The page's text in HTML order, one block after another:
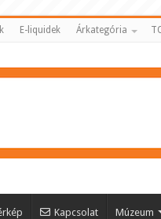
E-liquidek Árkategória
Kapcsolat Múzeum